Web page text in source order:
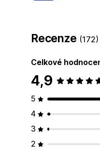
Recenze (172)
Celkové
4,9
5
4
3
2